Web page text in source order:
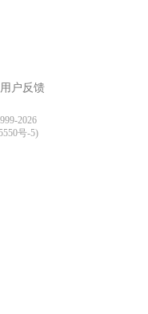
用户反馈
2026
号-5)